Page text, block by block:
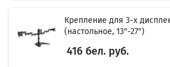
Крепление для 3-х
(настольное, 13"-27")
416 бел. руб.